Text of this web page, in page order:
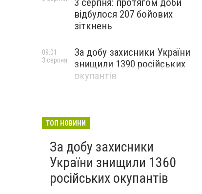
3 серпня: протягом доби
відбулося 207 бойових
зіткнень
За добу захисники України
знищили 1390 російських
окупантів
09:01
3 серпня
ТОП НОВИНИ
За добу захисники
України знищили 1360
російських окупантів